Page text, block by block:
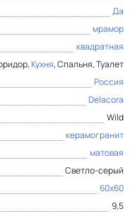
Да
мрамор
квадратная
Кухня, Спальня, Туалет
Россия
Delacora
Wild
керамогранит
матовая
Светло-серый
60x60
9,5